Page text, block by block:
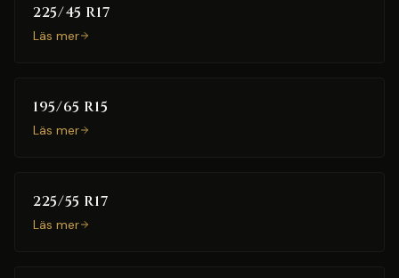
225/45 R17
Läs mer
195/65 R15
Läs mer
225/55 R17
Läs mer